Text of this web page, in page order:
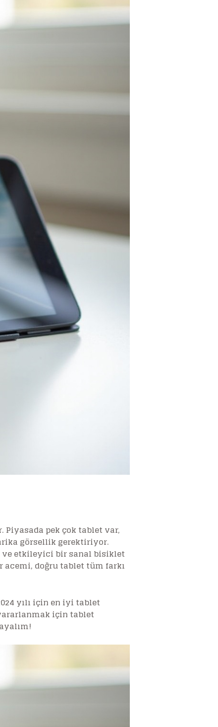
pek çok tablet var,
görsellik gerektiriyor.
ve etkileyici bir sanal bisiklet
doğru tablet tüm farkı
yılı için en iyi tablet
için tablet